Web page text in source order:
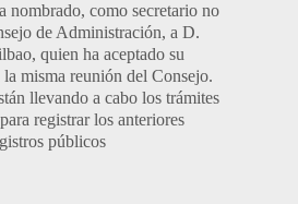
nombrado, como secretario no
de Administración, a D.
quien ha aceptado su
misma reunión del Consejo.
llevando a cabo los trámites
registrar los anteriores
públicos